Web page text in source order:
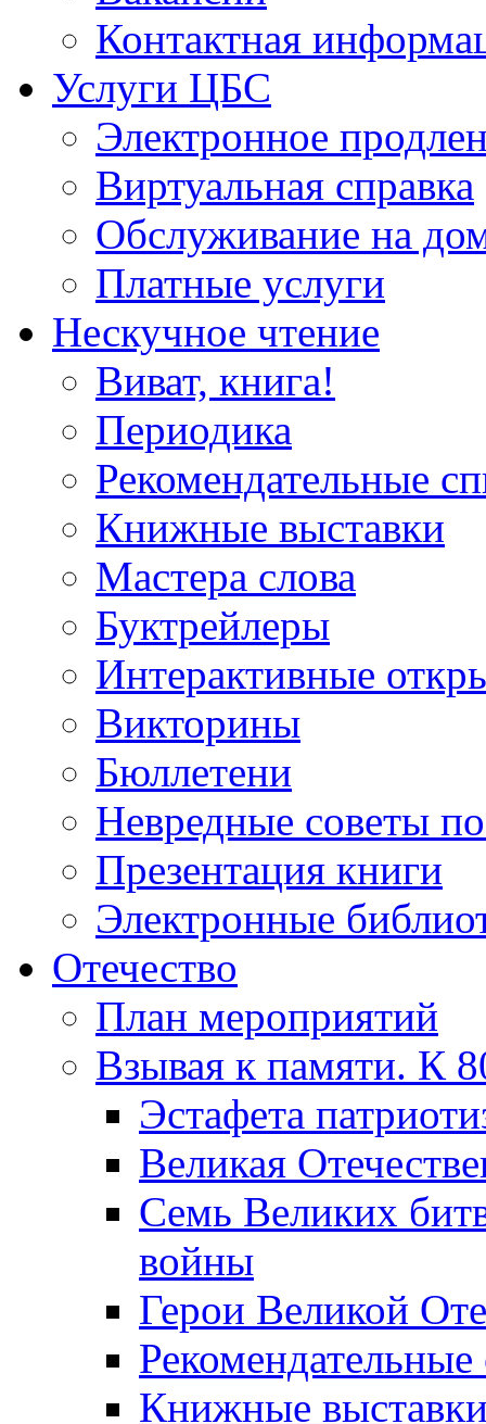
Контактная
Услуги ЦБС
Электронное
Виртуальная справка
Обслуживание на
Платные услуги
Нескучное чтение
Виват, книга!
Периодика
Рекомендательные
Книжные выставки
Мастера слова
Буктрейлеры
Интерактивные
Викторины
Бюллетени
Невредные советы
Презентация книги
Электронные
Отечество
План мероприятий
Взывая к памяти. К
Эcтафета
Великая
Семь Великих
войны
Герои Великой
Рекомендательные
Книжные